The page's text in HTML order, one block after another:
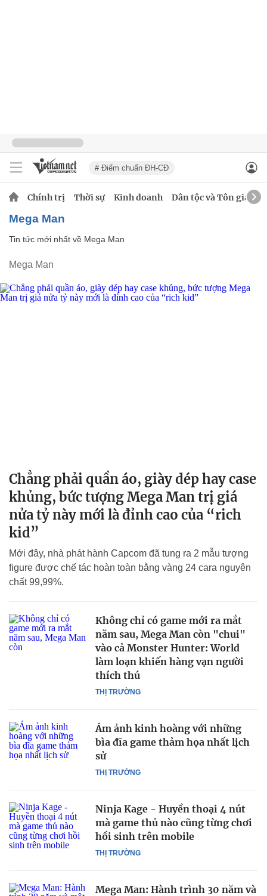
# Điểm chuẩn ĐH-CĐ
Chính trị Thời sự Kinh doanh Dân tộc và Tôn giáo
Mega Man
Tin tức mới nhất về Mega Man
Mega Man
Chẳng phải quần áo, giày dép hay case
khủng, bức tượng Mega Man trị giá
nửa tỷ này mới là đỉnh cao của “rich
kid”
Mới đây, nhà phát hành Capcom đã tung ra 2 mẫu tượng
figure được chế tác hoàn toàn bằng vàng 24 cara nguyên
chất 99,99%.
THỊ TRƯỜNG
Không chỉ có game mới ra mắt
năm sau, Mega Man còn "chui"
vào cả Monster Hunter: World
làm loạn khiến hàng vạn người
thích thú
THỊ TRƯỜNG
Ám ảnh kinh hoàng với những
bìa đĩa game thảm họa nhất lịch
sử
THỊ TRƯỜNG
Ninja Kage - Huyền thoại 4 nút
mà game thủ nào cũng từng chơi
hồi sinh trên mobile
Mega Man: Hành trình 30 năm và